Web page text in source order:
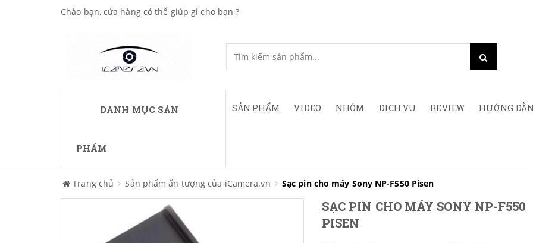
Chào bạn, cửa hàng có thể giúp gì cho bạn ?
DANH MỤC SẢN
PHẨM
SẢN PHẨM VIDEO NHÓM DỊCH VỤ REVIEW HƯỚNG
Trang chủ Sản phẩm ấn tượng của iCamera.vn Sạc pin cho máy Sony NP-F550 Pisen
SẠC PIN CHO MÁY SONY NP-F550
PISEN